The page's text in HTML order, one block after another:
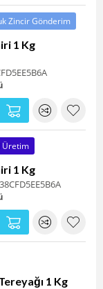
Zincir Gönderim
1 Kg
Üretim
1 Kg
1 Kg